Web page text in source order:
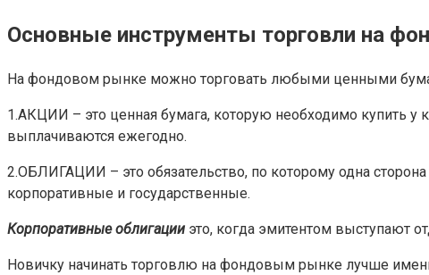
Основные инструменты торговли на
На фондовом рынке можно торговать любыми ценными
1.АКЦИИ – это ценная бумага, которую необходимо купить у
выплачиваются ежегодно.
2.ОБЛИГАЦИИ – это обязательство, по которому одна
корпоративные и государственные.
Корпоративные облигации это, когда эмитентом выступают
Новичку начинать торговлю на фондовым рынке лучше